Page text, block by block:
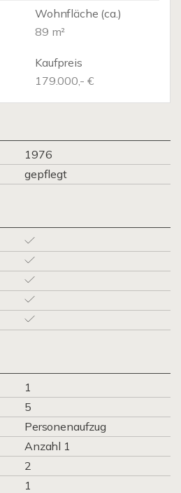
Wohnfläche (ca.)
89 m²
Kaufpreis
179.000,- €
1976
gepflegt
1
5
Personenaufzug
Anzahl 1
2
1